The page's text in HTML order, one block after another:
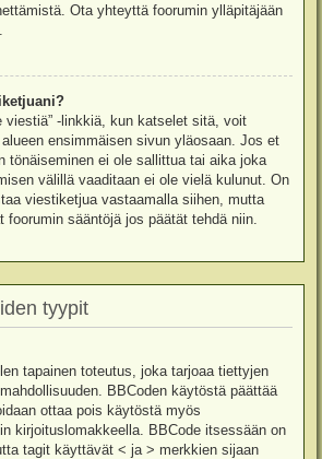
Ota yhteyttä foorumin ylläpitäjään
viestiä” -linkkiä, kun katselet sitä, voit
alueen ensimmäisen sivun yläosaan. Jos et
tönäiseminen ei ole sallittua tai aika joka
välillä vaaditaan ei ole vielä kulunut. On
viestiketjua vastaamalla siihen, mutta
foorumin sääntöjä jos päätät tehdä niin.
tyypit
tapainen toteutus, joka tarjoaa tiettyjen
BBCoden käytöstä päättää
ottaa pois käytöstä myös
kirjoituslomakkeella. BBCode itsessään on
tagit käyttävät < ja > merkkien sijaan